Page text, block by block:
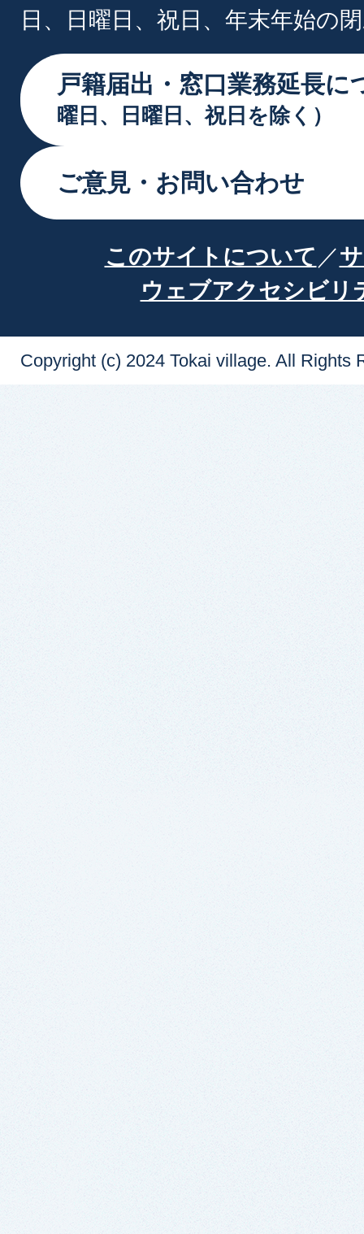
日、日曜日、祝日、年末年始の
戸籍届出・窓口業務延長に
曜日、日曜日、祝日を除く）
ご意見・お問い合わせ
このサイトについて
ウェブアクセシビリ
Copyright (c) 2024 Tokai village. All Rights